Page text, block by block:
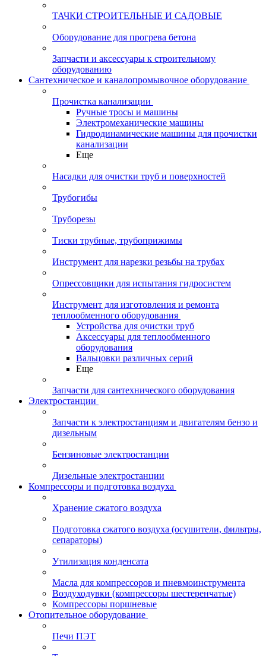
ТАЧКИ СТРОИТЕЛЬНЫЕ И САДОВЫЕ
Оборудование для прогрева бетона
Запчасти и аксессуары к строительному
оборудованию
Сантехническое и каналопромывочное оборудование
Прочистка канализации
Ручные тросы и машины
Электромеханические машины
Гидродинамические машины для прочистки
канализации
Еще
Насадки для очистки труб и поверхностей
Трубогибы
Труборезы
Тиски трубные, трубоприжимы
Инструмент для нарезки резьбы на трубах
Опрессовщики для испытания гидросистем
Инструмент для изготовления и ремонта
теплообменного оборудования
Устройства для очистки труб
Аксессуары для теплообменного
оборудования
Вальцовки различных серий
Еще
Запчасти для сантехнического оборудования
Электростанции
Запчасти к электростанциям и двигателям бензо и
дизельным
Бензиновые электростанции
Дизельные электростанции
Компрессоры и подготовка воздуха
Хранение сжатого воздуха
Подготовка сжатого воздуха (осушители, фильтры,
сепараторы)
Утилизация конденсата
Масла для компрессоров и пневмоинструмента
Воздуходувки (компрессоры шестеренчатые)
Компрессоры поршневые
Отопительное оборудование
Печи ПЭТ